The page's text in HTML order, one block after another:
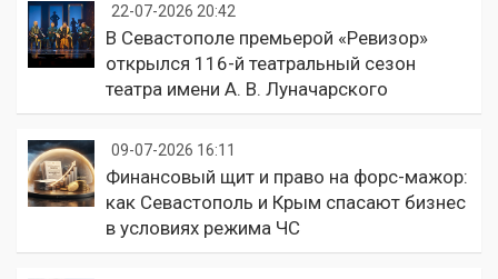
22-07-2026 20:42
В Севастополе премьерой «Ревизор»
открылся 116-й театральный сезон
театра имени А. В. Луначарского
09-07-2026 16:11
Финансовый щит и право на форс-мажор:
как Севастополь и Крым спасают бизнес
в условиях режима ЧС